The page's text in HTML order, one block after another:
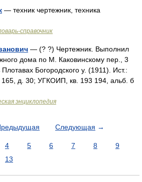
— техник чертежник, техника
справочник
— (? ?) Чертежник. Выполнил
дома по М. Каковинскому пер., 3
Богородского у. (1911). Ист.:
д. 30; УГКОИП, кв. 193 194, альб. б
энциклопедия
Следующая →
4 5 6 7 8
9
13